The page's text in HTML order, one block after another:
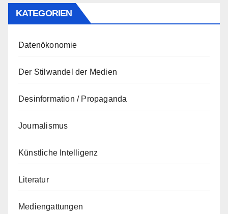
KATEGORIEN
Datenökonomie
Der Stilwandel der Medien
Desinformation / Propaganda
Journalismus
Künstliche Intelligenz
Literatur
Mediengattungen